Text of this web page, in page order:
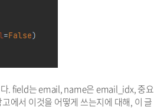
. field는 email, name은 email_idx, 중요
에서 이것을 어떻게 쓰는지에 대해, 이 글